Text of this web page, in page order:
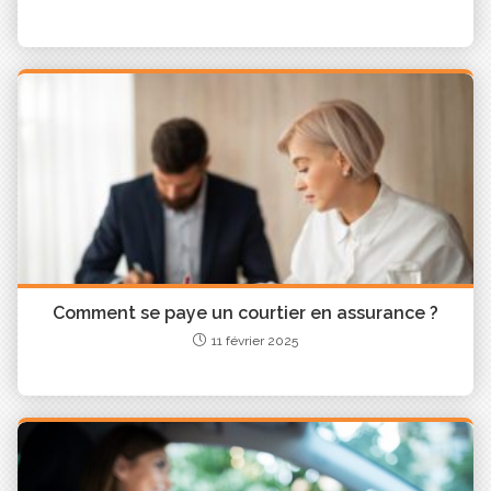
évite de devoir interrompre la formation en cours
Quelles alternatives pour financer
son permis depuis la fin du CPF?
Même sans CPF, plusieurs solutions existent pour
financer son permis de conduire. Selon votre
situation, vous pouvez envisager :
– le permis à 1 € par jour (sous conditions d’âge)
– des aides locales proposées par certaines
régions ou communes
– des aides de Pôle emploi si le permis est
indispensable à un projet professionnel
Ces dispositifs sont soumis à critères. Les délais de
réponse peuvent varier de quelques semaines à
Comment se paye un courtier en assurance ?
11 février 2025